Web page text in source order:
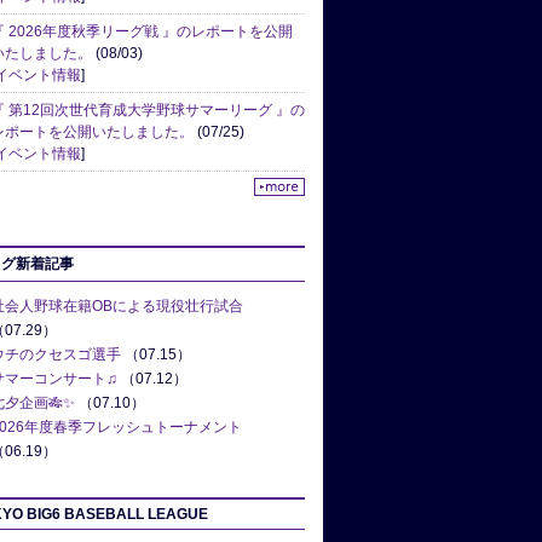
『 2026年度秋季リーグ戦 』のレポートを公開
たしました。 (08/03)
ベント情報]
『 第12回次世代育成大学野球サマーリーグ 』の
ポートを公開いたしました。 (07/25)
ベント情報]
新着記事
会人野球在籍OBによる現役壮行試合
（07.29）
チのクセスゴ選手 （07.15）
マーコンサート♫ （07.12）
夕企画🎋✨ （07.10）
年度春季フレッシュトーナメント
（06.19）
BIG6 BASEBALL LEAGUE